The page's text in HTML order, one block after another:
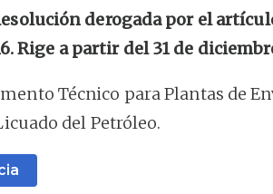
derogada por el
Rige a partir del 31 de
Técnico para Plantas de
del Petróleo.